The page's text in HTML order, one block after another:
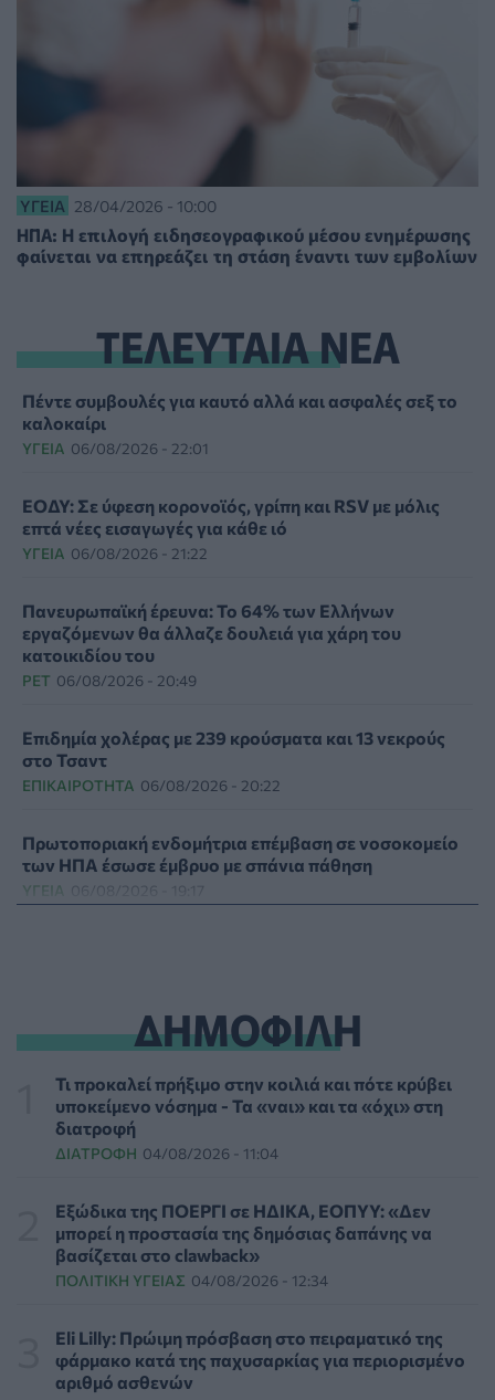
ΥΓΕΊΑ 28/04/2026 - 10:00
ΗΠΑ: Η επιλογή ειδησεογραφικού μέσου ενημέρωσης
φαίνεται να επηρεάζει τη στάση έναντι των εμβολίων
ΤΕΛΕΥΤΑΙΑ ΝΕΑ
Πέντε συμβουλές για καυτό αλλά και ασφαλές σεξ το
καλοκαίρι
ΥΓΕΊΑ 06/08/2026 - 22:01
ΕΟΔΥ: Σε ύφεση κορονοϊός, γρίπη και RSV με μόλις
επτά νέες εισαγωγές για κάθε ιό
ΥΓΕΊΑ 06/08/2026 - 21:22
Πανευρωπαϊκή έρευνα: Το 64% των Ελλήνων
εργαζόμενων θα άλλαζε δουλειά για χάρη του
κατοικιδίου του
PET 06/08/2026 - 20:49
Επιδημία χολέρας με 239 κρούσματα και 13 νεκρούς
στο Τσαντ
ΕΠΙΚΑΙΡΌΤΗΤΑ 06/08/2026 - 20:22
Πρωτοποριακή ενδομήτρια επέμβαση σε νοσοκομείο
των ΗΠΑ έσωσε έμβρυο με σπάνια πάθηση
ΥΓΕΊΑ 06/08/2026 - 19:17
Διαβητική αμφιβληστροειδοπάθεια: «Σιωπηλός»
κίνδυνος για την όραση των ασθενών
HEALTH TALK 06/08/2026 - 17:34
Γιατί οι γιατροί διστάζουν να γράψουν ορμονική
ΥΓΕΊΑ 06/08/2026 - 17:01
Γιαννάκος: Πρωτοφανής πίεση στο Νοσοκομείο
Ζακύνθου - Καταγγέλθηκαν οκτώ βιασμοί γυναικών
Έκτακτα μέτρα και στην Καστοριά κατά της διασποράς
της ευλογιάς των προβάτων
ΔΗΜΟΦΙΛΗ
Τι προκαλεί πρήξιμο στην κοιλιά και πότε κρύβει
υποκείμενο νόσημα - Τα «ναι» και τα «όχι» στη
διατροφή
ΔΙΑΤΡΟΦΉ 04/08/2026 - 11:04
Εξώδικα της ΠΟΕΡΓΙ σε ΗΔΙΚΑ, ΕΟΠΥΥ: «Δεν
μπορεί η προστασία της δημόσιας δαπάνης να
βασίζεται στο clawback»
ΠΟΛΙΤΙΚΉ ΥΓΕΊΑΣ 04/08/2026 - 12:34
Eli Lilly: Πρώιμη πρόσβαση στο πειραματικό της
φάρμακο κατά της παχυσαρκίας για περιορισμένο
αριθμό ασθενών